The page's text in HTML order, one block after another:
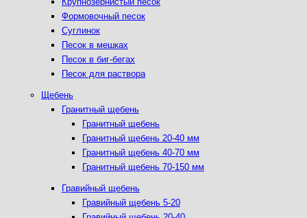
Формовочный песок
Суглинок
Песок в мешках
Песок в биг-бегах
Песок для раствора
Щебень
Гранитный щебень
Гранитный щебень
Гранитный щебень 20-40 мм
Гранитный щебень 40-70 мм
Гранитный щебень 70-150 мм
Гравийный щебень
Гравийный щебень 5-20